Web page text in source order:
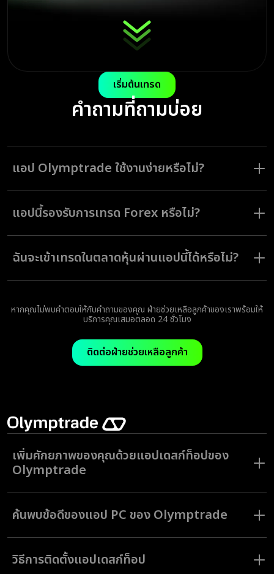
เริ่มต้นเทรด
คำถามที่ถามบ่อย
แอป Olymptrade ใช้งานง่ายหรือไม่?
แอป Olymptrade ออกแบบมาเพื่อช่วยให้นักเทรดทุกระดับสามารถใช้งานหน้า
จออินเทอร์เฟซและใช้เครื่องมือทั้งหมดได้อย่างง่ายดาย
แอปนี้รองรับการเทรด Forex หรือไม่?
แอป Olymptrade ให้บริการโหมด Forex โหมดการเทรด กลยุทธ์ และ
สินทรัพย์ที่มีให้เลือกหลากหลายเหมาะสมเป็นอย่างยิ่งสำหรับผู้ใช้ที่มีสไตล์การ
เทรด และความชอบที่แตกต่างกันออกไป
ฉันจะเข้าเทรดในตลาดหุ้นผ่านแอปนี้ได้หรือไม่?
คุณสามารถเข้าเทรดหุ้น สกุลเงิน ดัชนีและสินทรัพย์รูปแบบอื่น ๆ ได้ในแอป
หากคุณไม่พบคำตอบให้กับคำถามของคุณ ฝ่ายช่วยเหลือลูกค้าของเราพร้อมให้
บริการคุณเสมอตลอด 24 ชั่วโมง
ติดต่อฝ่ายช่วยเหลือลูกค้า
เพิ่มศักยภาพของคุณด้วยแอปเดสก์ท็อปของ
Olymptrade
ความเคลื่อนไหวด้านดิจิทัลของอุตสาหกรรมการเทรดได้ปฏิวัติแอปเทรดแก่
ตลาดคอมพิวเตอร์แล้ว เพื่อให้เป็นไปตามความต้องการของทั้งนักเทรดมือใหม่
และนักเทรดที่มีประสบการณ์ Olymptrade ได้สร้างแอปเทรดทางเดสก์ท็อปที่
อินเตอร์เฟซที่ใช้งานง่ายของเรา ช่วยให้ง่ายต่อการสำรวจตลาดและดำเนินการ
เทรด ใช้ประโยชน์จากฟีเจอร์จำนวนมากที่จะช่วยให้ขั้นตอนการเทรดดำเนินไปได้
ค้นพบข้อดีของแอป PC ของ Olymptrade
สัมผัสประสบการณ์การใช้งานและความน่าเชื่อถือของแพลตฟอร์มการเทรด
ของเราด้วยแอปเดสก์ท็อปของ Olymptrade สำหรับ PC และ Mac
ประโยชน์ที่คุณจะได้รับมีดังนี้
วิธีการติดตั้งแอปเดสก์ท็อป